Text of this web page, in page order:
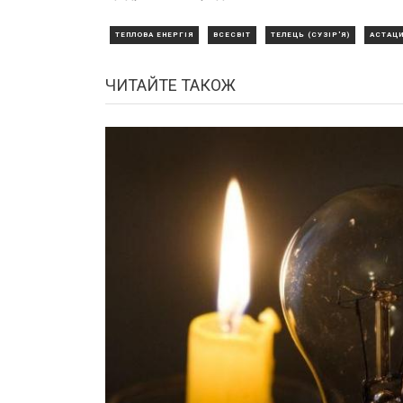
ТЕПЛОВА ЕНЕРГІЯ ВСЕСВІТ ТЕЛЕЦЬ (СУЗІР'Я)
ЧИТАЙТЕ ТАКОЖ